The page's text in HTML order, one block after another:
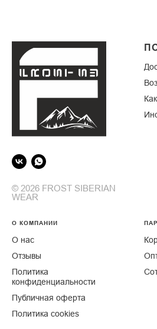
© 2026 FROST SIBERIAN
WEAR
О КОМПАНИИ
О нас
Отзывы
Политика
конфиденциальности
Публичная оферта
Политика cookies